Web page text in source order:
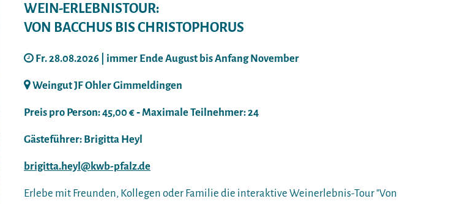
WEIN-ERLEBNISTOUR:
VON BACCHUS BIS CHRISTOPHORUS
Fr. 28.08.2026 | immer Ende August bis Anfang November
Weingut JF Ohler Gimmeldingen
Preis pro Person: 45,00 € ‐ Maximale Teilnehmer: 24
Gästeführer: Brigitta Heyl
brigitta.heyl@kwb-pfalz.de
Erlebe mit Freunden, Kollegen oder Familie die interaktive Weinerlebnis-Tour "Von